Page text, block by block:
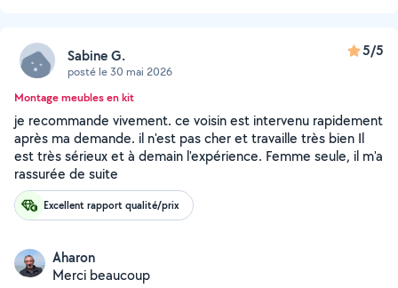
Sabine G.
posté le 30 mai 2026
5/5
Montage meubles en kit
je recommande vivement. ce voisin est intervenu rapidement
après ma demande. il n'est pas cher et travaille très bien Il
est très sérieux et à demain l'expérience. Femme seule, il m'a
rassurée de suite
Excellent rapport qualité/prix
Aharon
Merci beaucoup